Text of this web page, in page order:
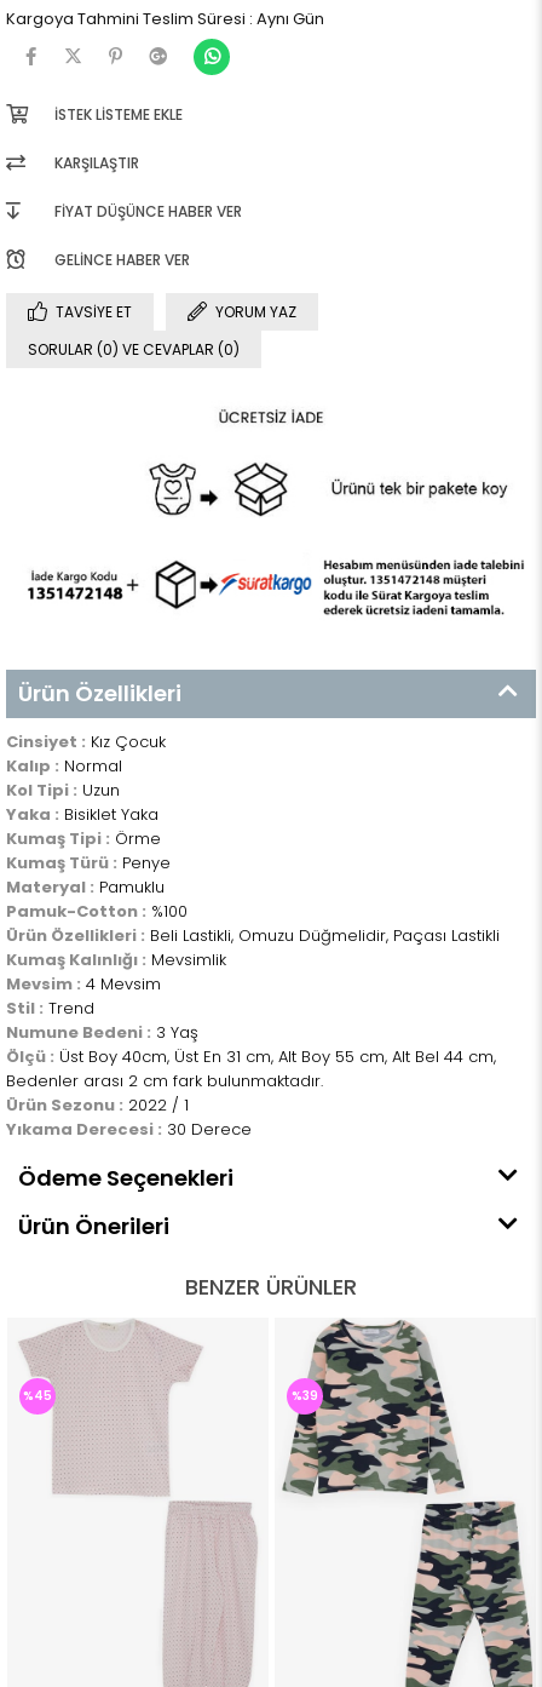
Kargoya Tahmini Teslim Süresi : Aynı Gün
İSTEK LISTEME EKLE
KARŞILAŞTIR
FIYAT DÜŞÜNCE HABER VER
GELINCE HABER VER
TAVSIYE ET
YORUM YAZ
SORULAR (0) VE CEVAPLAR (0)
Ürün Özellikleri
Cinsiyet : Kız Çocuk
Kalıp : Normal
Kol Tipi : Uzun
Yaka : Bisiklet Yaka
Kumaş Tipi : Örme
Kumaş Türü : Penye
Materyal : Pamuklu
Pamuk-Cotton : %100
Ürün Özellikleri : Beli Lastikli, Omuzu Düğmelidir, Paçası Lastikli
Kumaş Kalınlığı : Mevsimlik
Mevsim : 4 Mevsim
Stil : Trend
Numune Bedeni : 3 Yaş
Ölçü : Üst Boy 40cm, Üst En 31 cm, Alt Boy 55 cm, Alt Bel 44 cm,
Bedenler arası 2 cm fark bulunmaktadır.
Ürün Sezonu : 2022 / 1
Yıkama Derecesi : 30 Derece
Ödeme Seçenekleri
Ürün Önerileri
BENZER ÜRÜNLER
%45 %39